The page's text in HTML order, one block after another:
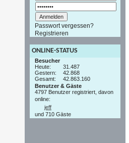
Passwort vergessen?
Registrieren
ONLINE-STATUS
Besucher
Heute:
31.487
Gestern:
42.868
Gesamt:
42.863.160
Benutzer & Gäste
4797 Benutzer registriert, davon
online:
jeff
und 710 Gäste